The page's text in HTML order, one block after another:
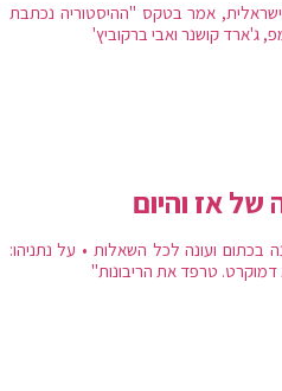
אמר בטקס "ההיסטוריה נכתבת
ג'ארד קושנר ואבי ברקוביץ'
של אז והיום
בכתום ועונה לכל השאלות • על נתניהו:
טרפד את הריבונות"